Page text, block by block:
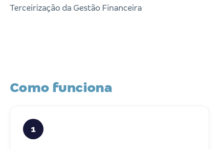
Terceirização da Gestão Financeira
Como funciona
1